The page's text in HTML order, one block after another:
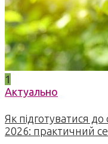
1
Актуально
Як підготуватися
2026: практичний